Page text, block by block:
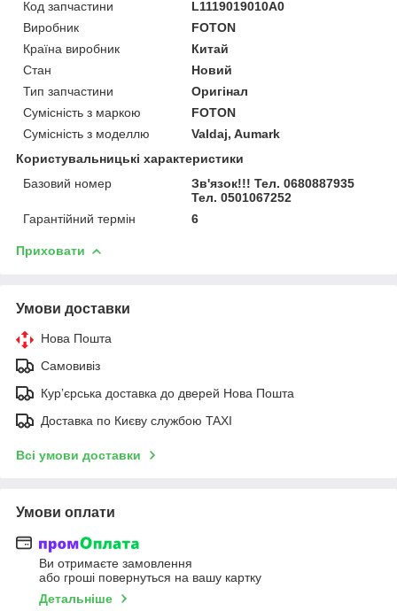
Код запчастини
L1119019010A0
Виробник
FOTON
Країна виробник
Китай
Стан
Новий
Тип запчастини
Оригінал
Сумісність з маркою
FOTON
Сумісність з моделлю
Valdaj, Aumark
Користувальницькі характеристики
Базовий номер
Зв'язок!!! Тел. 0680887935
Тел. 0501067252
Гарантійний термін
6
Приховати
Умови доставки
Нова Пошта
Самовивіз
Курʼєрська доставка до дверей Нова Пошта
Доставка по Києву службою TAXI
Всі умови доставки
Умови оплати
Ви отримаєте замовлення
або гроші повернуться на вашу картку
Детальніше